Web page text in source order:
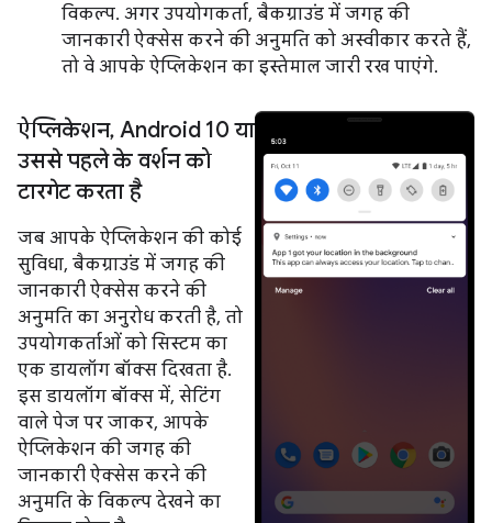
विकल्प. अगर उपयोगकर्ता, बैकग्राउंड में जगह की
जानकारी ऐक्सेस करने की अनुमति को अस्वीकार करते हैं,
तो वे आपके ऐप्लिकेशन का इस्तेमाल जारी रख पाएंगे.
ऐप्लिकेशन, Android 10 या
उससे पहले के वर्शन को
टारगेट करता है
जब आपके ऐप्लिकेशन की कोई
सुविधा, बैकग्राउंड में जगह की
जानकारी ऐक्सेस करने की
अनुमति का अनुरोध करती है, तो
उपयोगकर्ताओं को सिस्टम का
एक डायलॉग बॉक्स दिखता है.
इस डायलॉग बॉक्स में, सेटिंग
वाले पेज पर जाकर, आपके
ऐप्लिकेशन की जगह की
जानकारी ऐक्सेस करने की
अनुमति के विकल्प देखने का